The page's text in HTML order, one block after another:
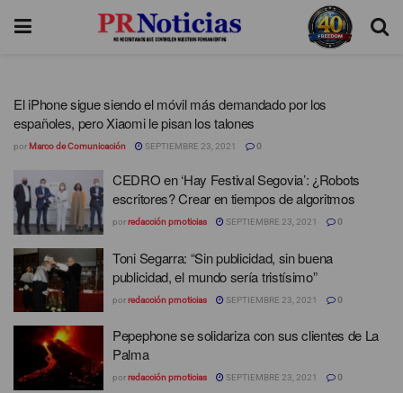
El iPhone sigue siendo el móvil más demandado por los
españoles, pero Xiaomi le pisan los talones
por Marco de Comunicación SEPTIEMBRE 23, 2021 0
CEDRO en ‘Hay Festival Segovia’: ¿Robots
escritores? Crear en tiempos de algoritmos
porredacción prnoticias SEPTIEMBRE 23, 2021 0
Toni Segarra: “Sin publicidad, sin buena
publicidad, el mundo sería tristísimo”
porredacción prnoticias SEPTIEMBRE 23, 2021 0
Pepephone se solidariza con sus clientes de La
Palma
porredacción prnoticias SEPTIEMBRE 23, 2021 0